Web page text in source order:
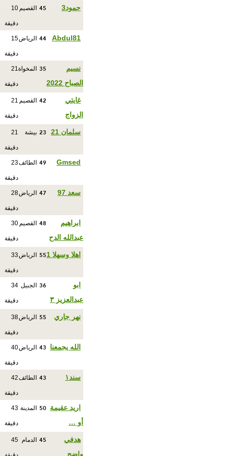
حمود3 45 القصيم 10
دقيقة
Abdul81
44 الرياض15
دقيقة
نسيم
الصباح 2022
35 المخواة21
دقيقة
غايتي
الزواج
42 القصيم 21
دقيقة
سلمان 21 23 بيشة 21
دقيقة
Gmsed
49 الطائف23
دقيقة
سعد 97 47 الرياض28
دقيقة
ابراهيم
عبدالله الدح
48 القصيم 30
دقيقة
اهلا وسهلا 1 55 الرياض33
دقيقة
ابو
عبدالعزيز ٣
36 الجبيل 34
دقيقة
نهر جاري 55 الرياض38
دقيقة
الله يجمعنا 43 الرياض40
دقيقة
سند١ 43 الطائف42
دقيقة
اريد عقيمة
أو …
50 المدينة 43
دقيقة
هدفي
واضح
45 الدمام 45